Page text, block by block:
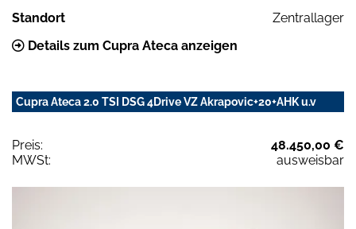
Standort
Zentrallager
Details zum Cupra Ateca anzeigen
Cupra Ateca 2.0 TSI DSG 4Drive VZ Akrapovic+20+AHK u.v
Preis:
48.450,00 €
MWSt:
ausweisbar